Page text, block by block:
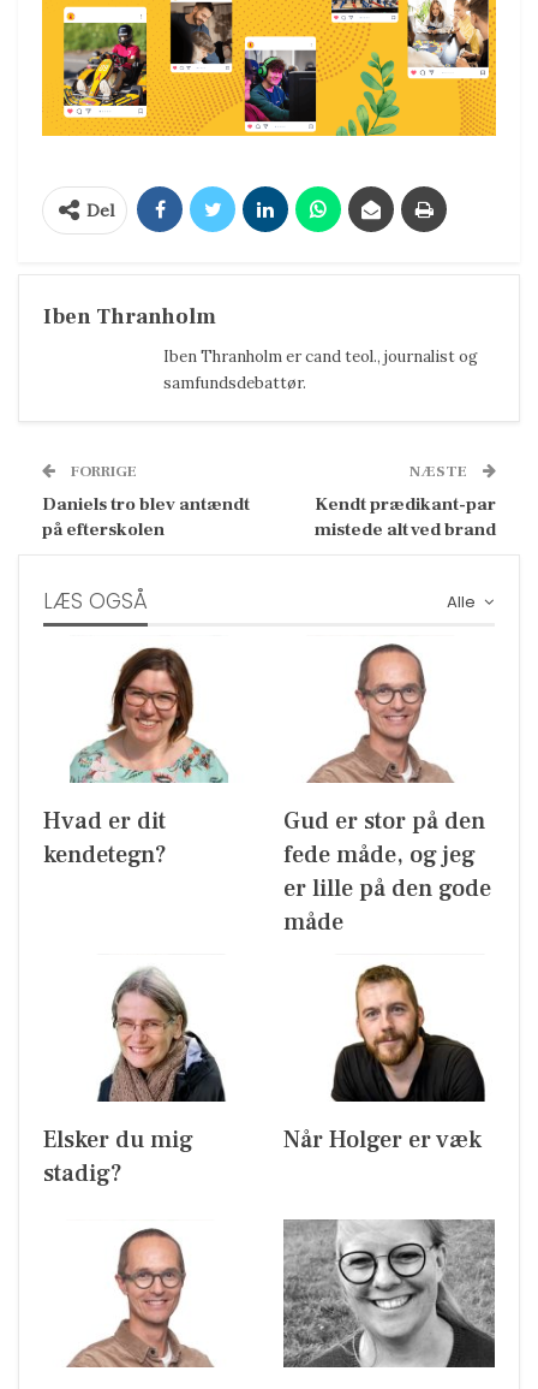
Del
Iben Thranholm
Iben Thranholm er cand teol., journalist og
samfundsdebattør.
FORRIGE
Daniels tro blev antændt
på efterskolen
NÆSTE
Kendt prædikant-par
mistede alt ved brand
Alle
LÆS OGSÅ
Hvad er dit
kendetegn?
Gud er stor på den
fede måde, og jeg
er lille på den gode
måde
Elsker du mig
stadig?
Når Holger er væk